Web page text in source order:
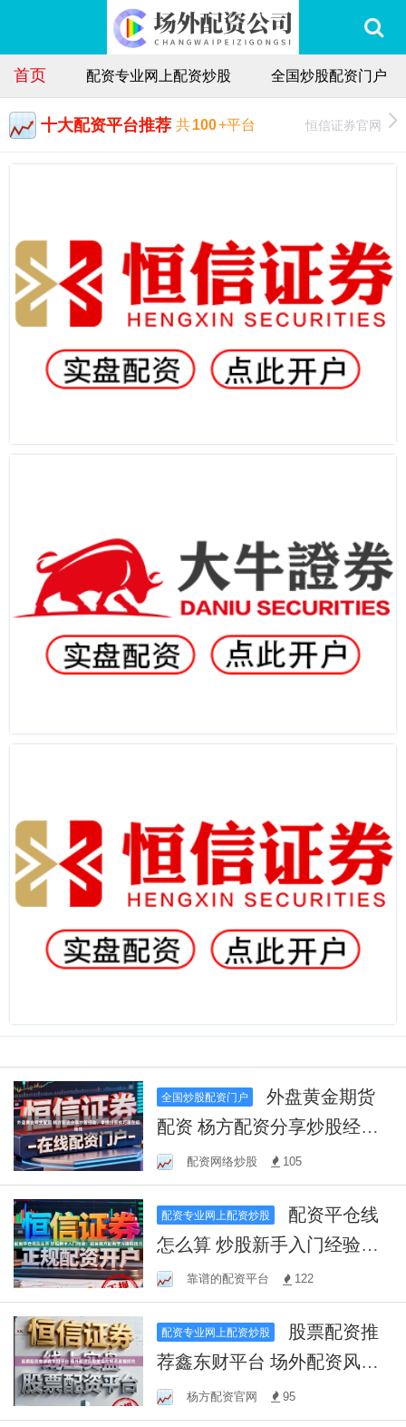
首页 配资专业网上配资炒股 全国炒股配资门户
十大配资平台推荐 共100+平台 恒信证券官网
全国炒股配资门户
外盘黄金期货
配资 杨方配资分享炒股经
验，掌握投资技巧赢在起跑
线
配资网络炒股 105
配资专业网上配资炒股
怎么算 炒股新手入门经验：
跟着杨方配资学习赚钱技巧
靠谱的配资平台 122
配资专业网上配资炒股
荐鑫东财平台 场外配资风险
披露与规范管理探究
杨方配资官网 95